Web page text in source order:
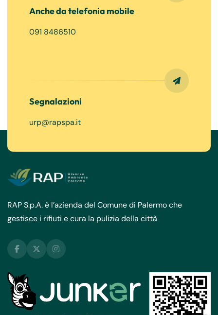
Anche da telefonia mobile
091 8486510
Segnalazioni
urp@rapspa.it
RAP S.p.A. è l’azienda del Comune di Palermo che
gestisce i rifiuti e cura la pulizia della città